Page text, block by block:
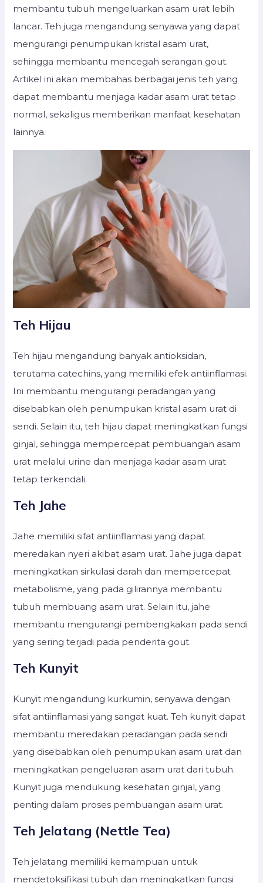
membantu tubuh mengeluarkan asam urat lebih
lancar. Teh juga mengandung senyawa yang dapat
mengurangi penumpukan kristal asam urat,
sehingga membantu mencegah serangan gout.
Artikel ini akan membahas berbagai jenis teh yang
dapat membantu menjaga kadar asam urat tetap
normal, sekaligus memberikan manfaat kesehatan
lainnya.
Teh Hijau
Teh hijau mengandung banyak antioksidan,
terutama catechins, yang memiliki efek antiinflamasi.
Ini membantu mengurangi peradangan yang
disebabkan oleh penumpukan kristal asam urat di
sendi. Selain itu, teh hijau dapat meningkatkan fungsi
ginjal, sehingga mempercepat pembuangan asam
urat melalui urine dan menjaga kadar asam urat
tetap terkendali.
Teh Jahe
Jahe memiliki sifat antiinflamasi yang dapat
meredakan nyeri akibat asam urat. Jahe juga dapat
meningkatkan sirkulasi darah dan mempercepat
metabolisme, yang pada gilirannya membantu
tubuh membuang asam urat. Selain itu, jahe
membantu mengurangi pembengkakan pada sendi
yang sering terjadi pada penderita gout.
Teh Kunyit
Kunyit mengandung kurkumin, senyawa dengan
sifat antiinflamasi yang sangat kuat. Teh kunyit dapat
membantu meredakan peradangan pada sendi
yang disebabkan oleh penumpukan asam urat dan
meningkatkan pengeluaran asam urat dari tubuh.
Kunyit juga mendukung kesehatan ginjal, yang
penting dalam proses pembuangan asam urat.
Teh Jelatang (Nettle Tea)
Teh jelatang memiliki kemampuan untuk
mendetoksifikasi tubuh dan meningkatkan fungsi